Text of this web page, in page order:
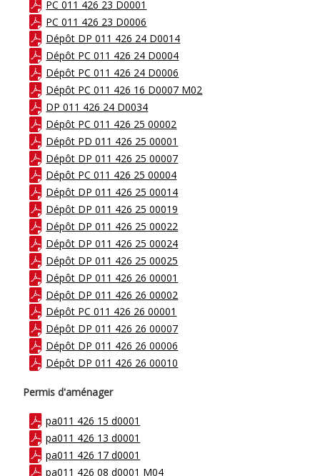
PC 011 426 23 D0001
PC 011 426 23 D0006
Dépôt DP 011 426 24 D0014
Dépôt PC 011 426 24 D0004
Dépôt PC 011 426 24 D0006
Dépôt PC 011 426 16 D0007 M02
DP 011 426 24 D0034
Dépôt PC 011 426 25 00002
Dépôt PD 011 426 25 00001
Dépôt DP 011 426 25 00007
Dépôt PC 011 426 25 00004
Dépôt DP 011 426 25 00014
Dépôt DP 011 426 25 00019
Dépôt DP 011 426 25 00022
Dépôt DP 011 426 25 00024
Dépôt DP 011 426 25 00025
Dépôt DP 011 426 26 00001
Dépôt DP 011 426 26 00002
Dépôt PC 011 426 26 00001
Dépôt DP 011 426 26 00007
Dépôt DP 011 426 26 00006
Dépôt DP 011 426 26 00010
Permis d'aménager
pa011 426 15 d0001
pa011 426 13 d0001
pa011 426 17 d0001
pa011 426 08 d0001 M04